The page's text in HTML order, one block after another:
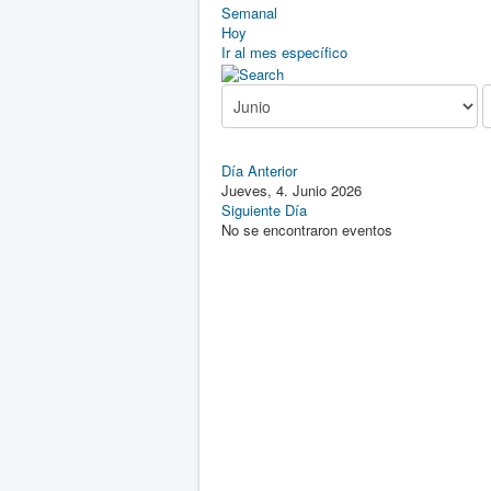
Semanal
Hoy
Ir al mes específico
Día Anterior
Jueves, 4. Junio 2026
Siguiente Día
No se encontraron eventos